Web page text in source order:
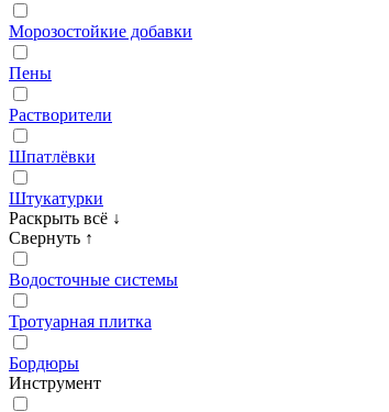
Морозостойкие добавки
Пены
Растворители
Шпатлёвки
Штукатурки
Раскрыть всё ↓
Свернуть ↑
Водосточные системы
Тротуарная плитка
Бордюры
Инструмент